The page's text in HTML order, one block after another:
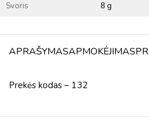
Svoris 8 g
APRAŠYMASAPMOKĖJIMAS
Prekės kodas – 132